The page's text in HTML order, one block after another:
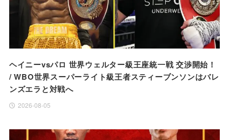
ヘイニーvsパロ 世界ウェルター級王座統一戦 交渉開始！
/ WBO世界スーパーライト級王者スティーブンソンはバレ
ンズエラと対戦へ
2026-08-05